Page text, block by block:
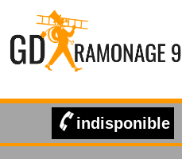
indisponible